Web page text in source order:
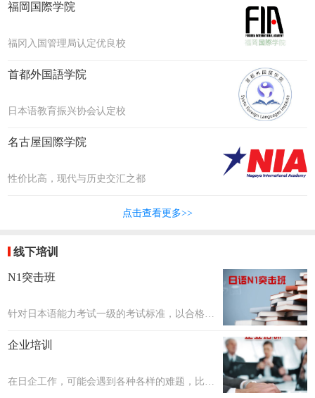
福岡国際学院
福冈入国管理局认定优良校
首都外国語学院
日本语教育振兴协会认定校
名古屋国際学院
性价比高，现代与历史交汇之都
点击查看更多>>
线下培训
N1突击班
针对日本语能力考试一级的考试标准，以合格考
核为目标，共设置20个课时~40个课时，每个课
定。
企业培训
在日企工作，可能会遇到各种各样的难题，比如